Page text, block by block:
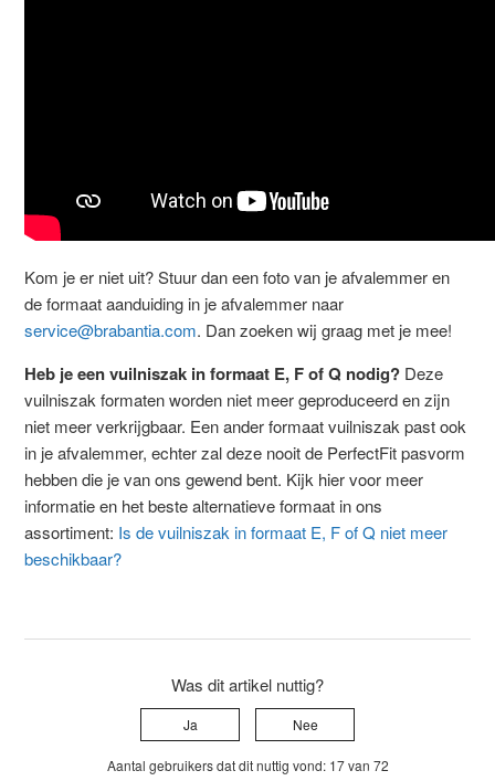
Kom je er niet uit? Stuur dan een foto van je afvalemmer en
de formaat aanduiding in je afvalemmer naar
service@brabantia.com. Dan zoeken wij graag met je mee!
Heb je een vuilniszak in formaat E, F of Q nodig? Deze
vuilniszak formaten worden niet meer geproduceerd en zijn
niet meer verkrijgbaar. Een ander formaat vuilniszak past ook
in je afvalemmer, echter zal deze nooit de PerfectFit pasvorm
hebben die je van ons gewend bent. Kijk hier voor meer
informatie en het beste alternatieve formaat in ons
assortiment: Is de vuilniszak in formaat E, F of Q niet meer
beschikbaar?
Was dit artikel nuttig?
Ja Nee
Aantal gebruikers dat dit nuttig vond: 17 van 72